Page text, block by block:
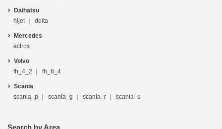
Daihatsu
hijet
delta
Mercedes
actros
Volvo
fh_4_2
fh_6_4
Scania
scania_p
scania_g scania_r scania_s